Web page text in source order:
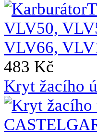
483 Kč
Kryt žacího